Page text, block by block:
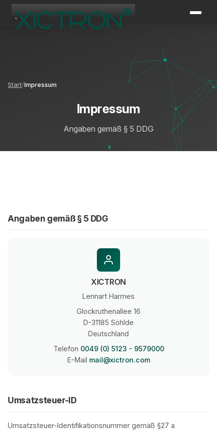
Start Impressum
Impressum
Angaben gemäß § 5 DDG
Angaben gemäß § 5 DDG
XICTRON
Lennart Harmes
Glockruthenallee 16
D-31185 Söhlde
Deutschland
Telefon 0049 (0) 5123 - 9579000
E-Mail mail@xictron.com
Umsatzsteuer-ID
Umsatzsteuer-Identifikationsnummer gemäß §27 a
XICTRON